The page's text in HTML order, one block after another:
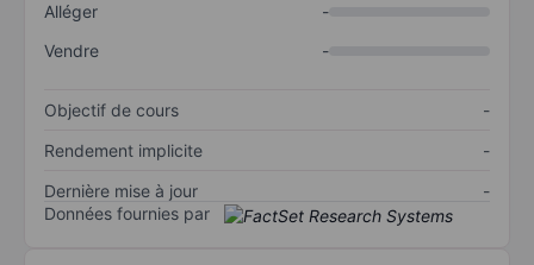
Alléger
-
Vendre
-
Objectif de cours
-
Rendement implicite
-
Dernière mise à jour
-
Données fournies par